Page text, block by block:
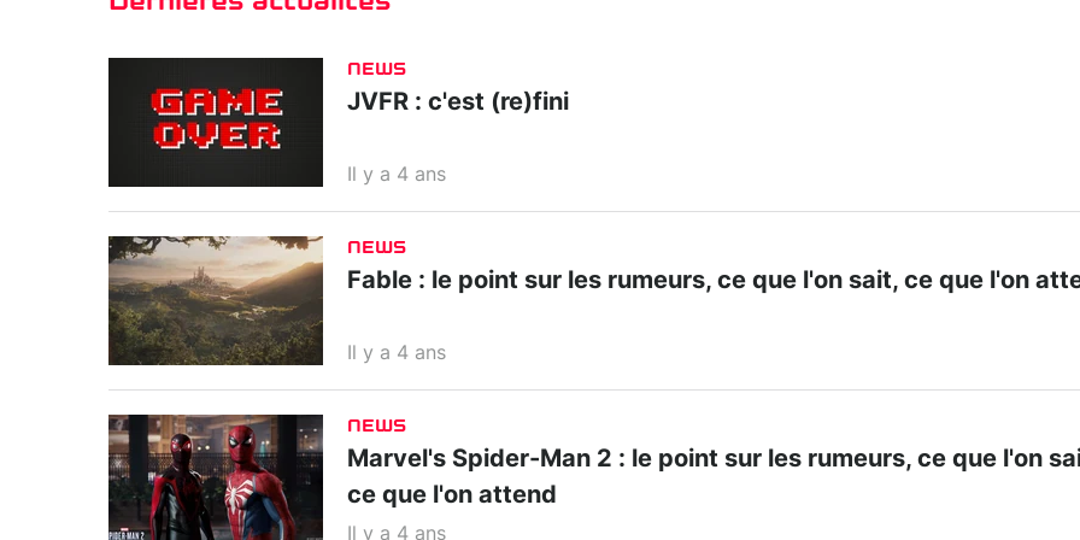
NEWS
JVFR : c'est (re)fini
Il y a 4 ans
NEWS
Fable : le point sur les rumeurs, ce que l'on sait, ce que l'on
Il y a 4 ans
NEWS
Marvel's Spider-Man 2 : le point sur les rumeurs, ce que l'on
ce que l'on attend
Il y a 4 ans